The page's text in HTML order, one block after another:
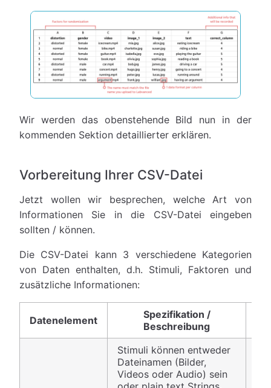
Wir werden das obenstehende Bild nun in der
kommenden Sektion detaillierter erklären.
Vorbereitung Ihrer CSV-Datei
Jetzt wollen wir besprechen, welche Art von
Informationen Sie in die CSV-Datei eingeben
sollten / können.
Die CSV-Datei kann 3 verschiedene Kategorien
von Daten enthalten, d.h. Stimuli, Faktoren und
zusätzliche Informationen:
Datenelement
Spezifikation /
Beschreibung
Stimuli können entweder
Dateinamen (Bilder,
Videos oder Audio) sein